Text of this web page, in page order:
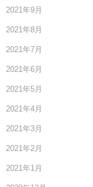
2021年9月
2021年8月
2021年7月
2021年6月
2021年5月
2021年4月
2021年3月
2021年2月
2021年1月